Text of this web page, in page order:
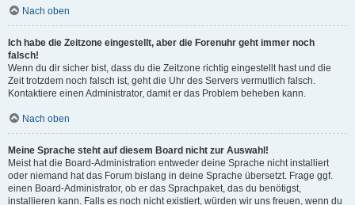
Nach oben
Ich habe die Zeitzone eingestellt, aber die Forenuhr geht immer noch
falsch!
Wenn du dir sicher bist, dass du die Zeitzone richtig eingestellt hast und die
Zeit trotzdem noch falsch ist, geht die Uhr des Servers vermutlich falsch.
Kontaktiere einen Administrator, damit er das Problem beheben kann.
Nach oben
Meine Sprache steht auf diesem Board nicht zur Auswahl!
Meist hat die Board-Administration entweder deine Sprache nicht installiert
oder niemand hat das Forum bislang in deine Sprache übersetzt. Frage ggf.
einen Board-Administrator, ob er das Sprachpaket, das du benötigst,
installieren kann. Falls es noch nicht existiert, würden wir uns freuen, wenn du